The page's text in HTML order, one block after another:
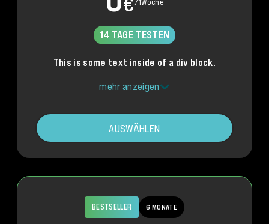
€ /1Woche
14 TAGE TESTEN
This is some text inside of a div block.
mehr anzeigen
AUSWÄHLEN
BESTSELLER 6 MONATE